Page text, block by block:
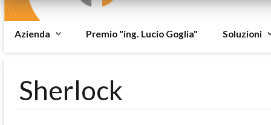
Azienda Premio "ing. Lucio Goglia" Soluzioni
Sherlock